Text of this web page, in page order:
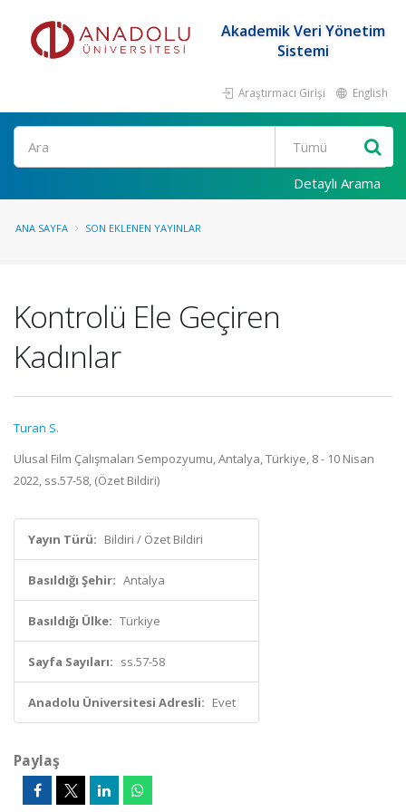
Akademik Veri Yönetim
Sistemi
Araştırmacı Girişi English
Ara
Detaylı Arama
ANA SAYFA SON EKLENEN YAYINLAR
Kontrolü Ele Geçiren
Kadınlar
Turan S.
Ulusal Film Çalışmaları Sempozyumu, Antalya, Türkiye, 8 - 10 Nisan
2022, ss.57-58, (Özet Bildiri)
Yayın Türü: Bildiri / Özet Bildiri
Basıldığı Şehir: Antalya
Basıldığı Ülke: Türkiye
Sayfa Sayıları: ss.57-58
Anadolu Üniversitesi Adresli: Evet
Paylaş